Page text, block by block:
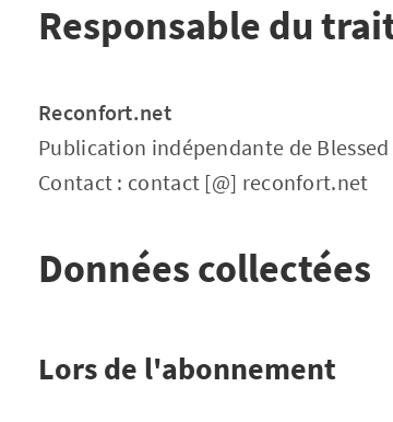
Responsable du
Reconfort.net
Publication indépendante de Blessed
Contact : contact [@] reconfort.net
Données collectées
Lors de l'abonnement